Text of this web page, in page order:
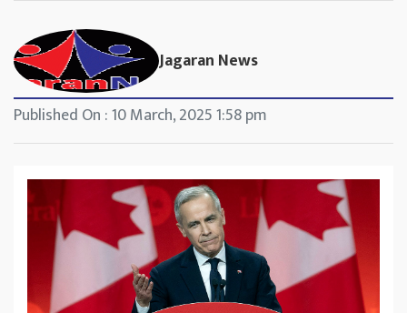
Jagaran News
Published On : 10 March, 2025 1:58 pm